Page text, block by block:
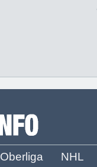
Oberliga NHL